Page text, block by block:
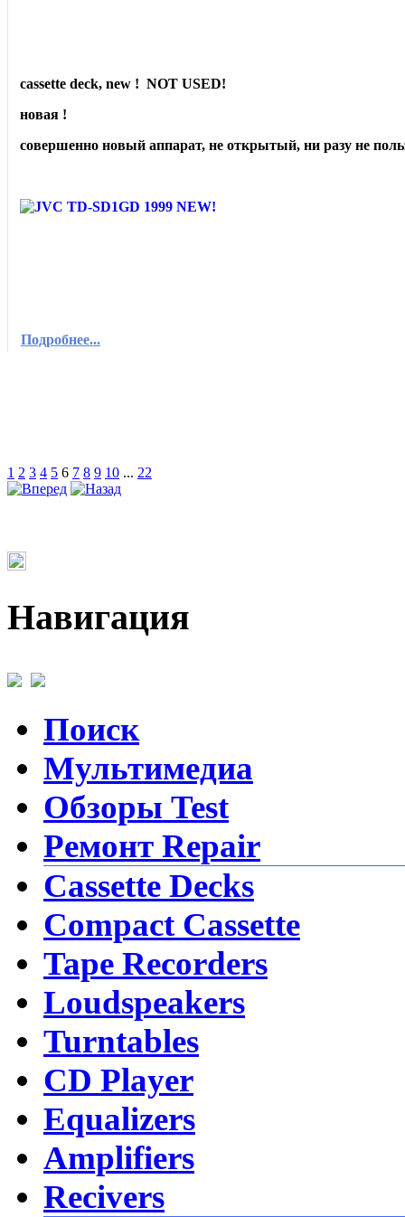
cassette deck, new ! NOT USED!
новая !
совершенно новый аппарат, не открытый, ни разу не
Подробнее...
1 2 3 4 5 6 7 8 9 10 ... 22
Навигация
Поиск
Мультимедиа
Обзоры Test
Ремонт Repair
Cassette Decks
Compact Cassette
Tape Recorders
Loudspeakers
Turntables
CD Player
Equalizers
Amplifiers
Recivers